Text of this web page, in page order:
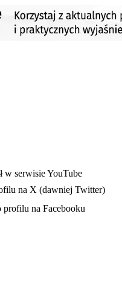
karcie
w serwisie YouTube
na X (dawniej Twitter)
karcie
profilu na Facebooku